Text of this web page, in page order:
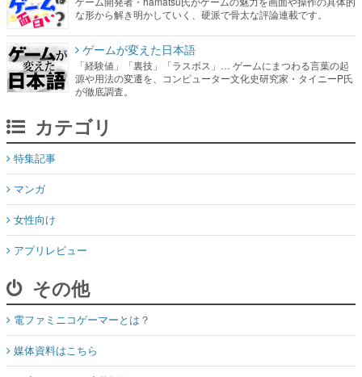
な形から解き明かしていく、硬派で骨太な評論連載です。
ゲームが変えた日本語
「経験値」「裏技」「ラスボス」… ゲームにまつわる言葉の起
源や用法の変遷を、コンピューター文化史研究家・タイニーP氏
が徹底調査。
カテゴリ
特集記事
マンガ
女性向け
アプリレビュー
その他
電ファミニコゲーマーとは？
媒体資料はこちら